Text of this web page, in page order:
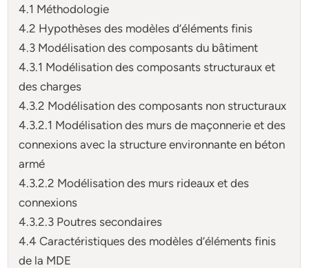
4.1 Méthodologie
4.2 Hypothèses des modèles d’éléments finis
4.3 Modélisation des composants du bâtiment
4.3.1 Modélisation des composants structuraux et
des charges
4.3.2 Modélisation des composants non structuraux
4.3.2.1 Modélisation des murs de maçonnerie et des
connexions avec la structure environnante en béton
armé
4.3.2.2 Modélisation des murs rideaux et des
connexions
4.3.2.3 Poutres secondaires
4.4 Caractéristiques des modèles d’éléments finis
de la MDE